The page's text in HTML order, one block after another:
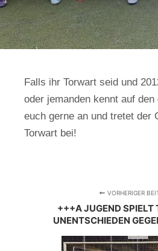
Falls ihr Torwart seid und
oder jemanden kennt auf
euch gerne an und tretet der
Torwart bei!
VORHERIGER
+++A JUGEND SPIELT
UNENTSCHIEDEN